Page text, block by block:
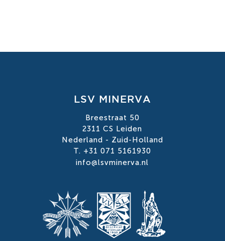
LSV MINERVA
Breestraat 50
2311 CS Leiden
Nederland - Zuid-Holland
T. +31 071 5161930
info@lsvminerva.nl